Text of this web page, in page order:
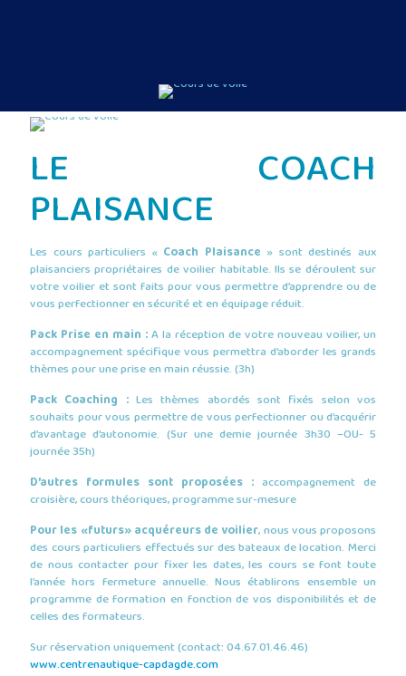
LE COACH
PLAISANCE
Les cours particuliers « Coach Plaisance » sont destinés aux
plaisanciers propriétaires de voilier habitable. Ils se déroulent sur
votre voilier et sont faits pour vous permettre d’apprendre ou de
vous perfectionner en sécurité et en équipage réduit.
Pack Prise en main :A la réception de votre nouveau voilier, un
accompagnement spécifique vous permettra d’aborder les grands
thèmes pour une prise en main réussie. (3h)
Pack Coaching :Les thèmes abordés sont fixés selon vos
souhaits pour vous permettre de vous perfectionner ou d’acquérir
d’avantage d’autonomie. (Sur une demie journée 3h30 –OU- 5
journée 35h)
D’autres formules sont proposées : accompagnement de
croisière, cours théoriques, programme sur-mesure
Pour les «futurs» acquéreurs de voilier, nous vous proposons
des cours particuliers effectués sur des bateaux de location. Merci
de nous contacter pour fixer les dates, les cours se font toute
l’année hors fermeture annuelle. Nous établirons ensemble un
programme de formation en fonction de vos disponibilités et de
celles des formateurs.
Sur réservation uniquement (contact: 04.67.01.46.46)
www.centrenautique-capdagde.com